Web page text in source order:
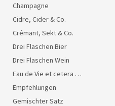
Champagne
Cidre, Cider & Co.
Crémant, Sekt & Co.
Drei Flaschen Bier
Drei Flaschen Wein
Eau de Vie et cetera …
Empfehlungen
Gemischter Satz